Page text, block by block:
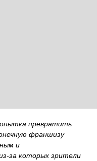
превратить
франшизу
и
которых зрители